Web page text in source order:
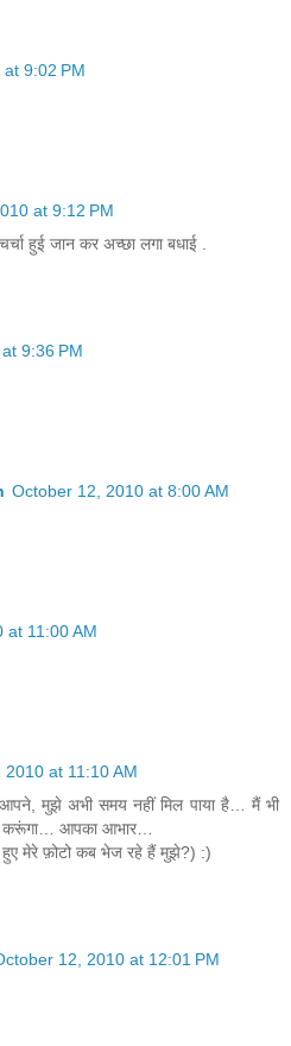
9:02 PM
at 9:12 PM
हुई जान कर अच्छा लगा बधाई .
9:36 PM
October 12, 2010 at 8:00 AM
at 11:00 AM
at 11:10 AM
मुझे अभी समय नहीं मिल पाया है… मैं भी
करूंगा… आपका आभार…
मेरे फ़ोटो कब भेज रहे हैं मुझे?) :)
12, 2010 at 12:01 PM